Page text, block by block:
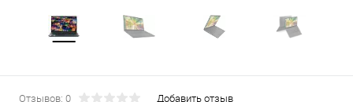
Отзывов: 0
Добавить отзыв